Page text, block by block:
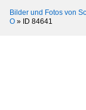
Bilder und Fotos von
O » ID 84641